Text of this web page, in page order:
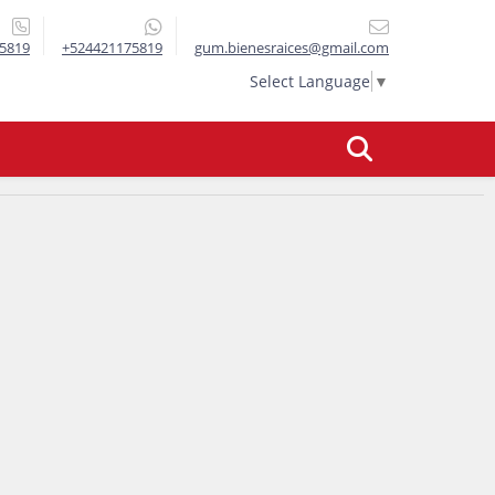
+524421175819 gum.bienesraices@gmail.com
Select Language ▼